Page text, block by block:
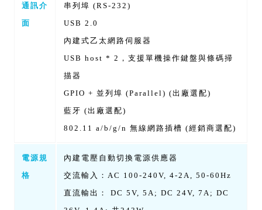
通訊介
面
串列埠 (RS-232)
USB 2.0
內建式乙太網路伺服器
USB host * 2，支援單機操作鍵盤與條碼掃
描器
GPIO + 並列埠 (Parallel) (出廠選配)
藍牙 (出廠選配)
802.11 a/b/g/n 無線網路插槽 (經銷商選配)
電源規
格
內建電壓自動切換電源供應器
交流輸入：AC 100-240V, 4-2A, 50-60Hz
直流輸出： DC 5V, 5A; DC 24V, 7A; DC